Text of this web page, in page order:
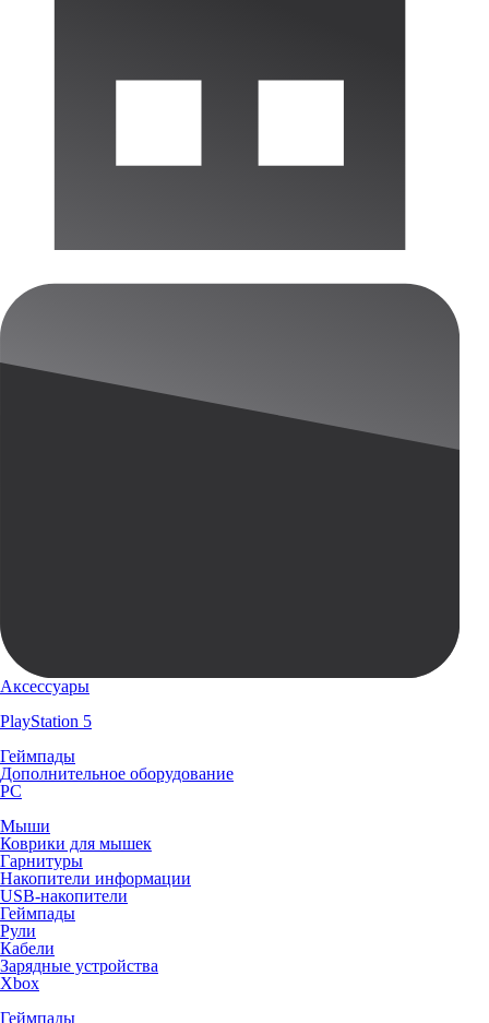
Аксессуары
PlayStation 5
Геймпады
Дополнительное оборудование
PC
Мыши
Коврики для мышек
Гарнитуры
Накопители информации
USB-накопители
Геймпады
Рули
Кабели
Зарядные устройства
Xbox
Геймпады